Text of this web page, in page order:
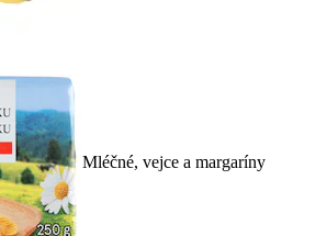
Mléčné, vejce a margaríny